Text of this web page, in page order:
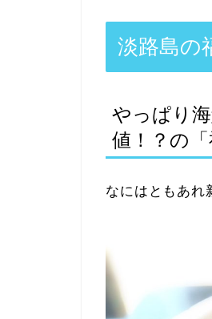
淡路島の
やっぱり
値！？の「
なにはともあれ